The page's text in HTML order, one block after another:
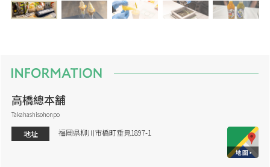
高橋總本舗
Takahashisohonpo
地址 福岡県柳川市橋町垂見1897-1